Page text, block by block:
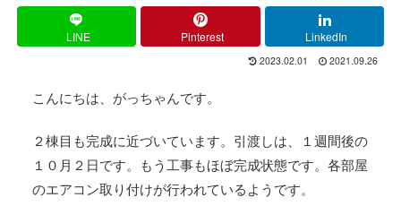
LINE Pinterest LinkedIn
2023.02.01 2021.09.26
こんにちは、がっちゃんです。
２棟目も完成に近づいています。引渡しは、１週間後の
１０月２日です。もう工事もほぼ完成状態です。各部屋
のエアコン取り付けが行われているようです。